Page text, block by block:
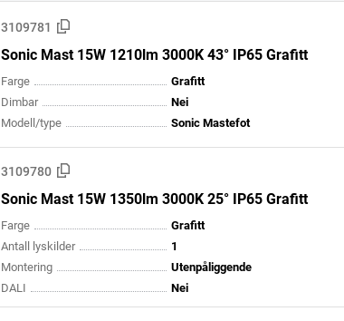
3109781
Sonic Mast 15W 1210lm 3000K 43° IP65 Grafitt
Farge Grafitt
Dimbar
Nei
Modell/type
Sonic Mastefot
3109780
Sonic Mast 15W 1350lm 3000K 25° IP65 Grafitt
Farge Grafitt
Antall lyskilder
1
Montering
Utenpåliggende
DALI
Nei